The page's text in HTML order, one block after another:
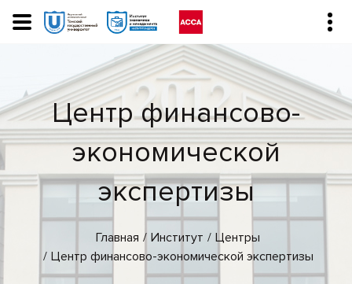
Центр финансово-
экономической
экспертизы
Главная Институт
Центры
Центр финансово-экономической экспертизы